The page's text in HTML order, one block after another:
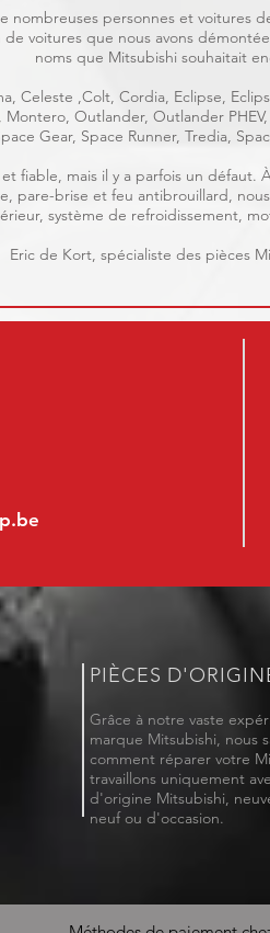
nombreuses personnes et voitures
voitures que nous avons
noms que Mitsubishi souhaitait
Celeste ,Colt, Cordia, Eclipse,
Montero, Outlander, Outlander
Gear, Space Runner, Tredia,
fiable, mais il y a parfois un
pare-brise et feu antibrouillard,
système de refroidissement,
Eric de Kort, spécialiste des pièces
PIÈCES
Grâce à notre vaste
marque Mitsubishi, nous
comment réparer votre
travaillons uniquement
d'origine Mitsubishi,
neuf ou d'occasion.